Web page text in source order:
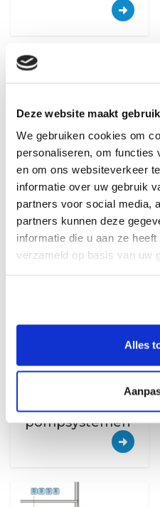
Deze website maakt
We gebruiken cookies om
personaliseren, om functies
en om ons websiteverkeer
informatie over uw gebruik
partners voor social media,
partners kunnen deze
informatie die u aan ze
verzameld op basis van uw
Alles
SafeWater
systeem MWF
SW40 RO -
voorfiltratie
voor demiwater
Storingsmelder
MWF SMG voor
pompsystemen